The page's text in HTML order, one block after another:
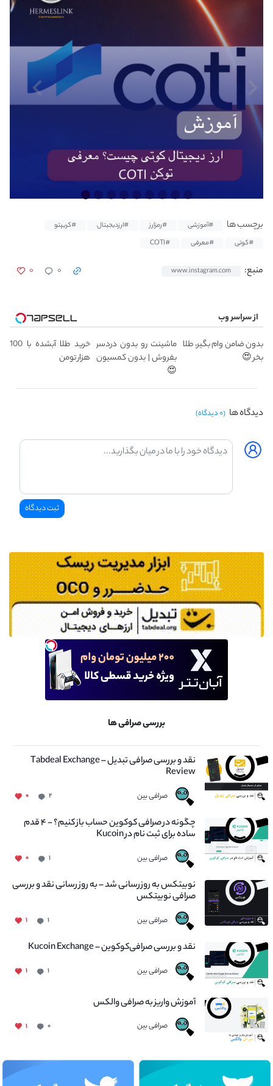
برچسب ها #آموزشی #رمزارز #ارزدیجیتال
#کریپتو
#کوتی
#معرفی #COTI
منبع: www.instagram.com ۰ ۰
از سراسر وب
بدون ضامن وام بگیر، طلا
بخر 😍
ماشینت رو بدون دردسر
بفروش | بدون کمسیون
😍
خرید طلا آبشده با 100
هزار تومن
دیدگاه ها (۰ دیدگاه)
بررسی صرافی ها
نقد و بررسی صرافی تبدیل – Tabdeal Exchange
Review
صرافی بین ۲ ۰
چگونه در صرافی کوکوین حساب باز کنیم؟ - ۴ قدم
ساده برای ثبت نام در Kucoin
صرافی بین ۱ ۰
نوبیتکس به روزرسانی شد – به روز رسانی نقد و بررسی
صرافی نوبیتکس
صرافی بین ۱ ۱
نقد و بررسی صرافی‌کوکوین – Kucoin Exchange
صرافی بین ۱ ۱
آموزش واریز به صرافی والکس
صرافی بین ۰ ۱